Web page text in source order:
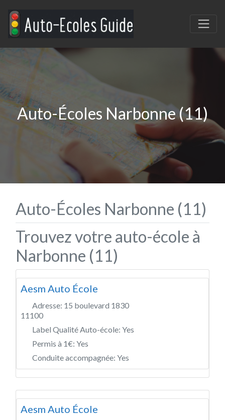
Auto-Écoles Narbonne (11)
Auto-Écoles Narbonne (11)
Trouvez votre auto-école à
Narbonne (11)
Aesm Auto École
Adresse: 15 boulevard 1830
11100
Label Qualité Auto-école: Yes
Permis à 1€: Yes
Conduite accompagnée: Yes
Aesm Auto École